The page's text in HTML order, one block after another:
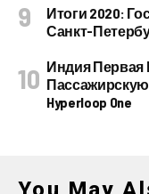
Итоги 2020:
Санкт-
Индия Первая
Пассажирскую
Hyperloop One